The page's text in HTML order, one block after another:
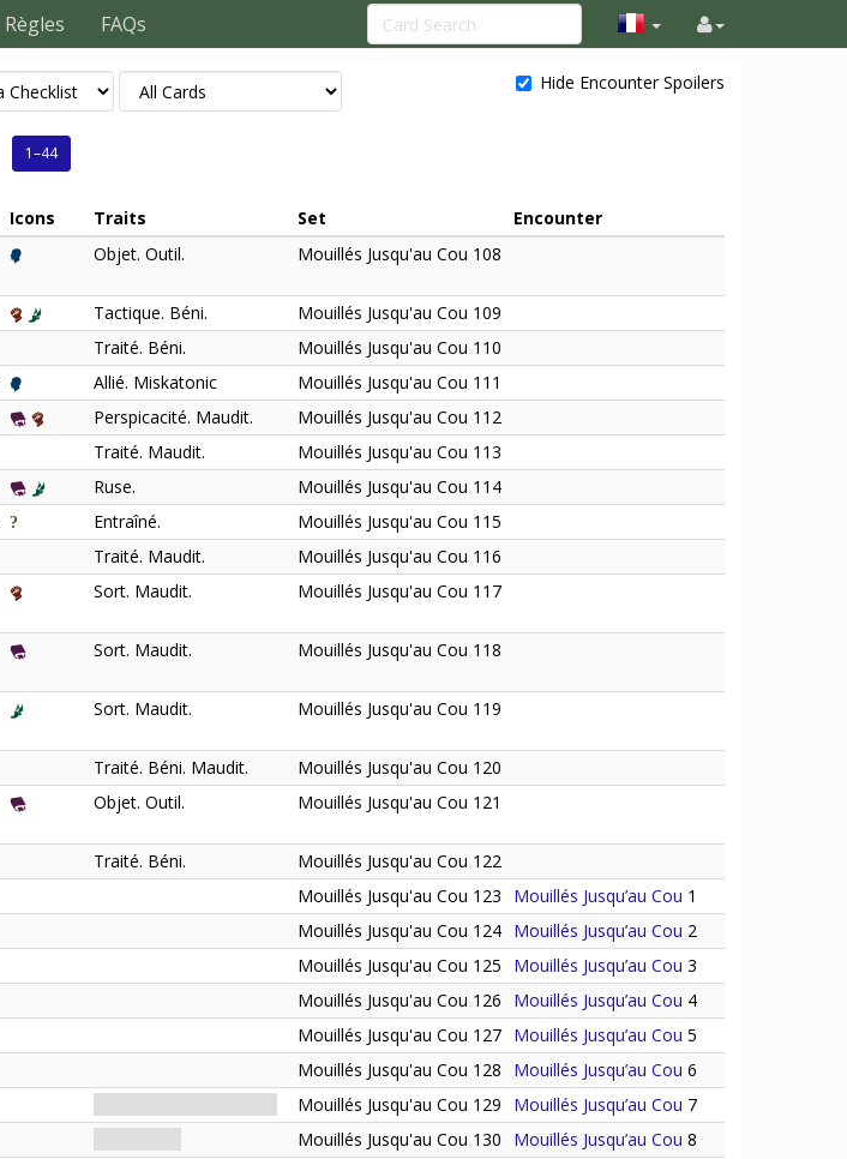
Règles FAQs
Hide Encounter Spoilers
1–44
Icons Traits Set
Encounter
Objet. Outil. Mouillés Jusqu'au Cou 108
Tactique. Béni.
Mouillés Jusqu'au Cou 109
Traité. Béni.
Mouillés Jusqu'au Cou 110
Allié. Miskatonic
Mouillés Jusqu'au Cou 111
Perspicacité. Maudit.
Mouillés Jusqu'au Cou 112
Traité. Maudit.
Mouillés Jusqu'au Cou 113
Ruse.
Mouillés Jusqu'au Cou 114
Entraîné.
Mouillés Jusqu'au Cou 115
Traité. Maudit.
Mouillés Jusqu'au Cou 116
Sort. Maudit. Mouillés Jusqu'au Cou 117
Sort. Maudit. Mouillés Jusqu'au Cou 118
Sort. Maudit. Mouillés Jusqu'au Cou 119
Traité. Béni. Maudit.
Mouillés Jusqu'au Cou 120
Objet. Outil. Mouillés Jusqu'au Cou 121
Traité. Béni.
Mouillés Jusqu'au Cou 122
Mouillés Jusqu'au Cou 123 Mouillés Jusqu’au Cou 1
Mouillés Jusqu'au Cou 124 Mouillés Jusqu’au Cou 2
Mouillés Jusqu'au Cou 125 Mouillés Jusqu’au Cou 3
Mouillés Jusqu'au Cou 126 Mouillés Jusqu’au Cou 4
Mouillés Jusqu'au Cou 127 Mouillés Jusqu’au Cou 5
Mouillés Jusqu'au Cou 128 Mouillés Jusqu’au Cou 6
Mouillés Jusqu'au Cou 129 Mouillés Jusqu’au Cou 7
Mouillés Jusqu'au Cou 130 Mouillés Jusqu’au Cou 8